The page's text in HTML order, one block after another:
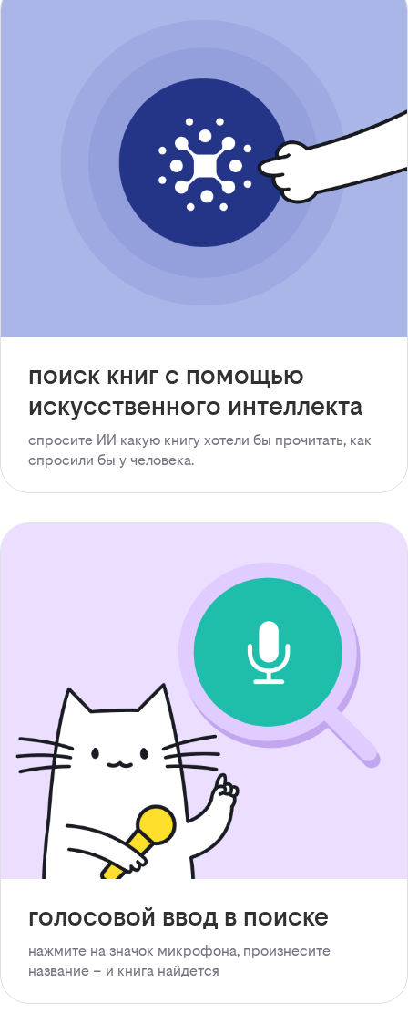
поиск книг с помощью
искусственного интеллекта
спросите ИИ какую книгу хотели бы прочитать, как
спросили бы у человека.
голосовой ввод в поиске
нажмите на значок микрофона, произнесите
название – и книга найдется